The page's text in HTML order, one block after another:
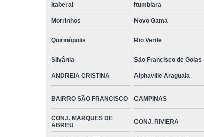
Itaberai Itumbiara
Morrinhos Novo Gama
Quirinópolis Rio Verde
Silvânia São Francisco de Goias
ANDREIA CRISTINA Alphaville Araguaia
BAIRRO SÃO FRANCISCO CAMPINAS
CONJ. MARQUES DE
ABREU
CONJ. RIVIERA